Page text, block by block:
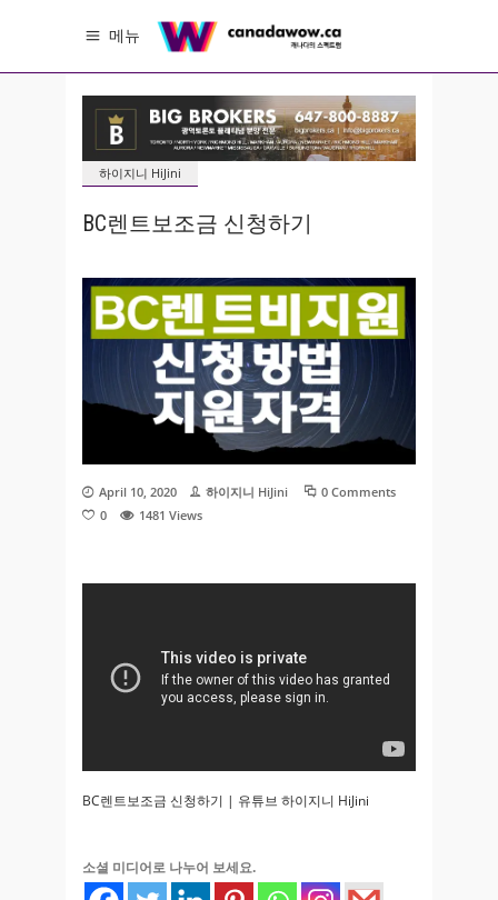
메뉴
하이지니 HiJini
BC렌트보조금 신청하기
April 10, 2020 하이지니 HiJini
0 Comments
0
1481 Views
BC렌트보조금 신청하기 | 유튜브 하이지니 HiJini
소셜 미디어로 나누어 보세요.